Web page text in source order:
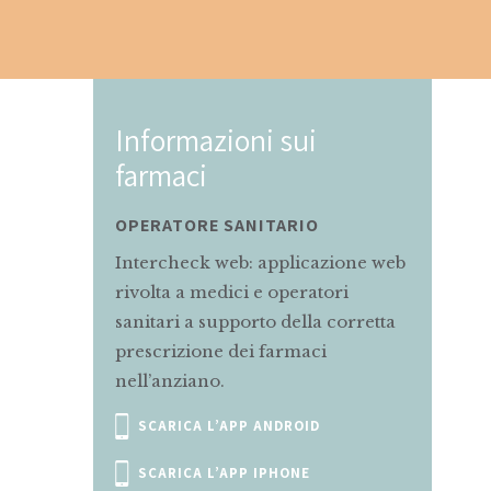
sui
SANITARIO
web: applicazione web
e operatori
supporto della corretta
dei farmaci
L’APP IPHONE
Informazioni sui
MAMMA E BAMBINO
Servizio di informazioni
alle mamme in gravidanza
allattamento sul corretto
farmaci.
SCRIVI A